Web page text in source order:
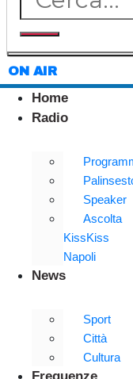
ON AIR
Home
Radio
Speaker
Ascolta
KissKiss
Napoli
News
Sport
Città
Cultura